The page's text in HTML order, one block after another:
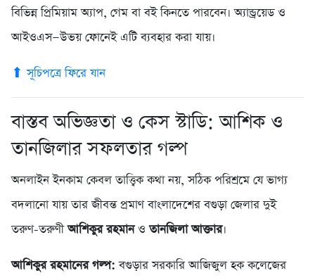
বিভিন্ন প্রিমিয়াম অ্যাপ, গেম বা বই কিনতে পারবেন। অ্যান্ড্রয়েড ও
আইওএস—উভয় ফোনেই এটি ব্যবহার করা যায়।
⬆ সূচিপত্রে ফিরে যান
বাস্তব অভিজ্ঞতা ও কেস স্টাডি: আশিক ও
তানজিলার সফলতার গল্প
অনলাইন ইনকাম কেবল তাত্ত্বিক কথা নয়, সঠিক পরিশ্রমে যে ভাগ্য
বদলানো যায় তার জীবন্ত প্রমাণ বাংলাদেশের বগুড়া জেলার দুই
তরুণ-তরুণীআশিকুর রহমানওতানজিলা আক্তার।
আশিকুর রহমানের গল্প: বগুড়ার সরকারি আজিজুল হক কলেজের